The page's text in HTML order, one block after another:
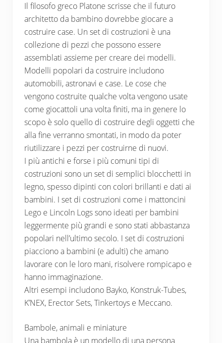
Il filosofo greco Platone scrisse che il futuro
architetto da bambino dovrebbe giocare a
costruire case. Un set di costruzioni è una
collezione di pezzi che possono essere
assemblati assieme per creare dei modelli.
Modelli popolari da costruire includono
automobili, astronavi e case. Le cose che
vengono costruite qualche volta vengono usate
come giocattoli una volta finiti, ma in genere lo
scopo è solo quello di costruire degli oggetti che
alla fine verranno smontati, in modo da poter
riutilizzare i pezzi per costruirne di nuovi.
I più antichi e forse i più comuni tipi di
costruzioni sono un set di semplici blocchetti in
legno, spesso dipinti con colori brillanti e dati ai
bambini. I set di costruzioni come i mattoncini
Lego e Lincoln Logs sono ideati per bambini
leggermente più grandi e sono stati abbastanza
popolari nell’ultimo secolo. I set di costruzioni
piacciono a bambini (e adulti) che amano
lavorare con le loro mani, risolvere rompicapo e
hanno immaginazione.
Altri esempi includono Bayko, Konstruk-Tubes,
K’NEX, Erector Sets, Tinkertoys e Meccano.
Bambole, animali e miniature
Una bambola è un modello di una persona